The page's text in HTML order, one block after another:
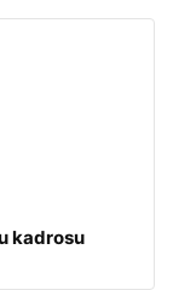
kadrosu